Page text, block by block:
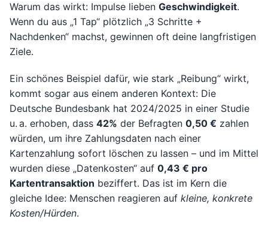
Warum das wirkt: Impulse lieben Geschwindigkeit.
Wenn du aus „1 Tap“ plötzlich „3 Schritte +
Nachdenken“ machst, gewinnen oft deine langfristigen
Ziele.
Ein schönes Beispiel dafür, wie stark „Reibung“ wirkt,
kommt sogar aus einem anderen Kontext: Die
Deutsche Bundesbank hat 2024/2025 in einer Studie
u. a. erhoben, dass 42% der Befragten 0,50 € zahlen
würden, um ihre Zahlungsdaten nach einer
Kartenzahlung sofort löschen zu lassen – und im Mittel
wurden diese „Datenkosten“ auf 0,43 € pro
Kartentransaktion beziffert. Das ist im Kern die
gleiche Idee: Menschen reagieren auf kleine, konkrete
Kosten/Hürden.